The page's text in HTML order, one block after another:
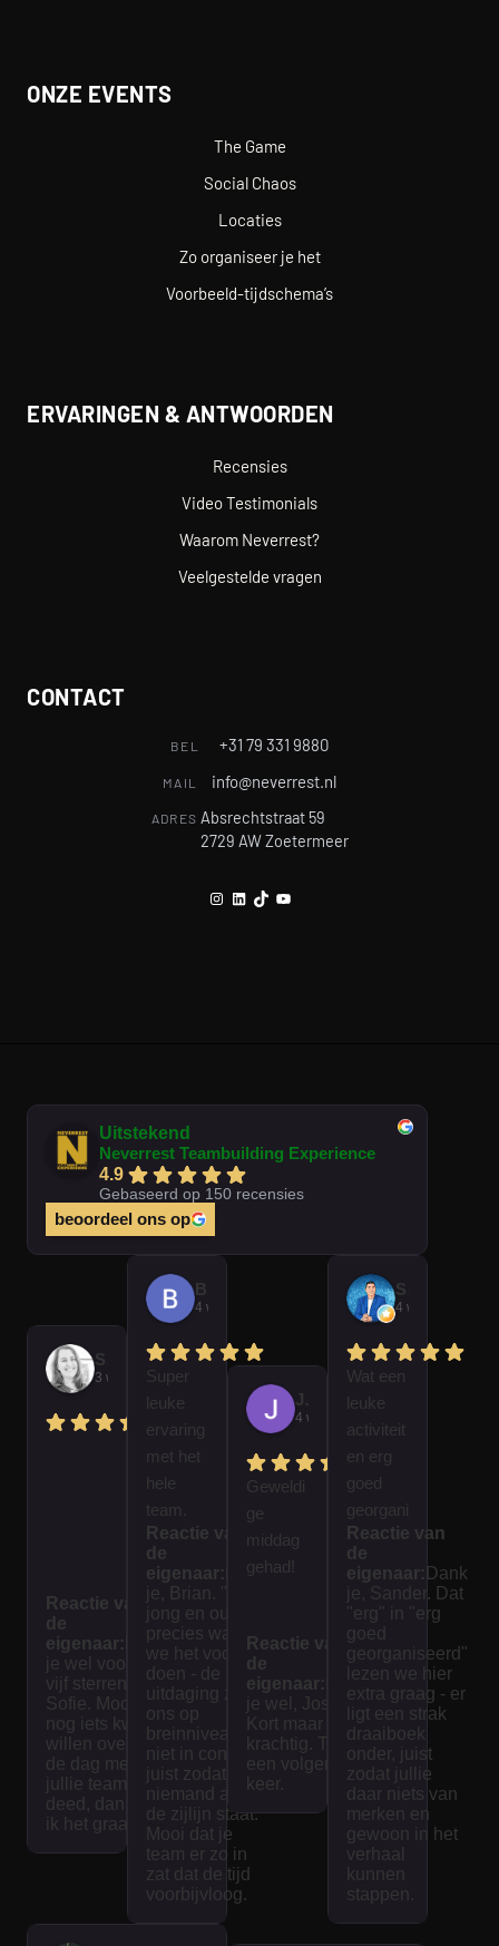
ONZE EVENTS
The Game
Social Chaos
Locaties
Zo organiseer je het
Voorbeeld-tijdschema’s
ERVARINGEN & ANTWOORDEN
Recensies
Video Testimonials
Waarom Neverrest?
Veelgestelde vragen
CONTACT
BEL +31 79 331 9880
MAIL info@neverrest.nl
ADRES Absrechtstraat 59
2729 AW Zoetermeer
Instagram
LinkedIn
TikTokYouTube
Uitstekend
Neverrest Teambuilding Experience
4.9
Gebaseerd op 150 recensies
beoordeel ons op
3 weken geleden
Reactie van
de
eigenaar:
Dank
je wel voor de
vijf sterren,
Sofie. Mocht je
nog iets kwijt
willen over wat
de dag met
jullie team
deed, dan lees
ik het graag.
4 weken geleden
Super
leuke
ervaring
met het
hele
team.
Spanne
nd en
interess
ant voor
jong en
oud! Het
spel
was
goed
uitgedac
ht en
interacti
ef. De
tijd vliegt
Reactie van
de
eigenaar:
Dank
je, Brian. "Voor
jong en oud" is
precies waar
we het voor
doen - de
uitdaging zit bij
ons op
breinniveau en
niet in conditie,
juist zodat
niemand aan
de zijlijn staat.
Mooi dat je
team er zo in
zat dat de tijd
voorbijvloog.
José Van Gorkum
4 weken geleden
Geweldi
ge
middag
gehad!
Reactie van
de
eigenaar:
Dank
je wel, Jose.
Kort maar
krachtig. Tot
een volgende
keer.
4 weken geleden
Wat een
leuke
activiteit
en erg
goed
georgani
seerd.
We
hebben
een
mooie
dag
gehad.
Reactie van
de
eigenaar: Dank
je, Sander. Dat
"erg" in "erg
goed
georganiseerd"
lezen we hier
extra graag - er
ligt een strak
draaiboek
onder, juist
zodat jullie
daar niets van
merken en
gewoon in het
verhaal
kunnen
stappen.